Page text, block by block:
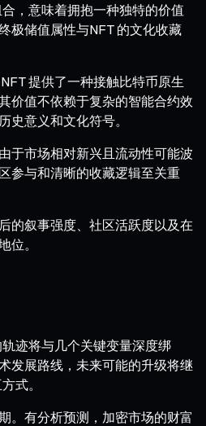
，意味着拥抱一种独特的价值
极储值属性与NFT 的文化收藏
提供了一种接触比特币原生
价值不依赖于复杂的智能合约效
史意义和文化符号。
于市场相对新兴且流动性可能波
参与和清晰的收藏逻辑至关重
的叙事强度、社区活跃度以及在
位。
迹将与几个关键变量深度绑
发展路线，未来可能的升级将继
式。
。有分析预测，加密市场的财富